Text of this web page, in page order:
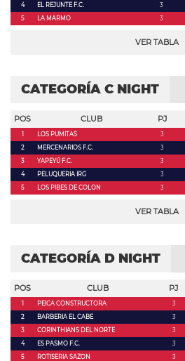
4
EL REJUNTE F.C. 3
5
LA MARMO 3
VER TABLA
CATEGORÍA C NIGHT
POS CLUB PJ
1 LOS PUMITAS 3
2
MERCENARIOS F.C. 3
3
YAPEYÚ F.C. 3
4
PELUQUERIA IRG 3
5
LOS PIBES DE COLON 3
VER TABLA
CATEGORÍA D NIGHT
POS CLUB PJ
1 PEICA CONSTRUCTORA 3
2
BARBERIA EL CABE 3
3
CORINTHIANS DEL NORTE 3
4
ES PASMO F.C. 3
5
ROTISERIA SAZON 3